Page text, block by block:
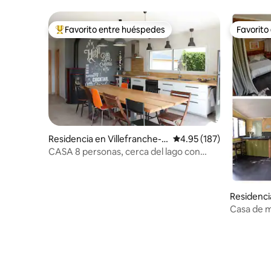
De los mejores en Favorito entre huéspedes
Favorito entre huéspedes
Residencia en Villefranche-d
e-Panat
Calificación promedio:
4.95 (187)
CASA 8 personas, cerca del lago con
Casa de